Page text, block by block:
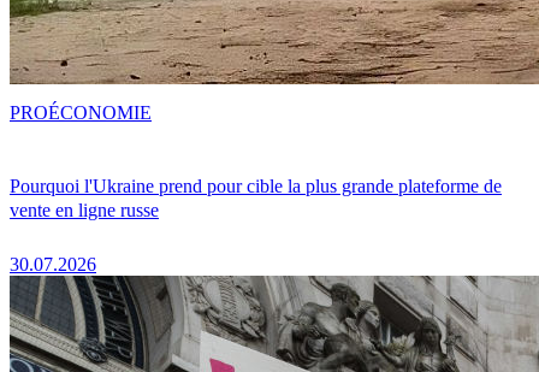
Pourquoi l'Ukraine prend pour cible la plus grande plateforme de
vente en ligne russe
30.07.2026
PROÉCONOMIE